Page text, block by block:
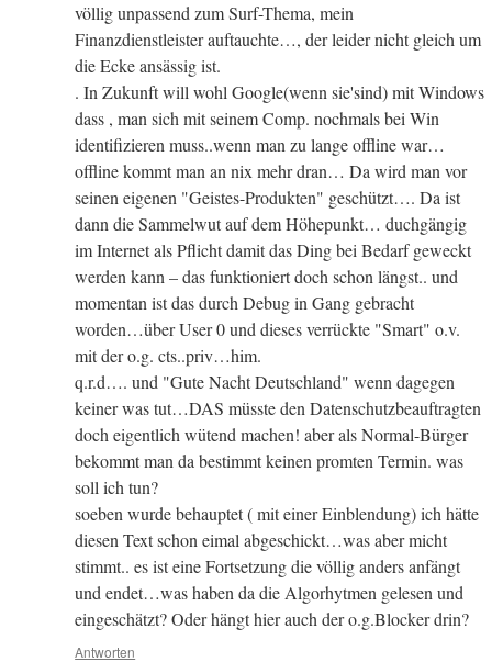
völlig unpassend zum Surf-Thema, mein
Finanzdienstleister auftauchte…, der leider nicht gleich um
die Ecke ansässig ist.
. In Zukunft will wohl Google(wenn sie'sind) mit Windows
dass , man sich mit seinem Comp. nochmals bei Win
identifizieren muss..wenn man zu lange offline war…
offline kommt man an nix mehr dran… Da wird man vor
seinen eigenen "Geistes-Produkten" geschützt…. Da ist
dann die Sammelwut auf dem Höhepunkt… duchgängig
im Internet als Pflicht damit das Ding bei Bedarf geweckt
werden kann – das funktioniert doch schon längst.. und
momentan ist das durch Debug in Gang gebracht
worden…über User 0 und dieses verrückte "Smart" o.v.
mit der o.g. cts..priv…him.
q.r.d…. und "Gute Nacht Deutschland" wenn dagegen
keiner was tut…DAS müsste den Datenschutzbeauftragten
doch eigentlich wütend machen! aber als Normal-Bürger
bekommt man da bestimmt keinen promten Termin. was
soll ich tun?
soeben wurde behauptet ( mit einer Einblendung) ich hätte
diesen Text schon eimal abgeschickt…was aber micht
stimmt.. es ist eine Fortsetzung die völlig anders anfängt
und endet…was haben da die Algorhytmen gelesen und
eingeschätzt? Oder hängt hier auch der o.g.Blocker drin?
Antworten